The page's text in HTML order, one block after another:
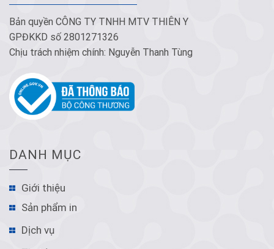
Bản quyền CÔNG TY TNHH MTV THIÊN Y
GPĐKKD số 2801271326
Chịu trách nhiệm chính: Nguyễn Thanh Tùng
DANH MỤC
Giới thiệu
Sản phẩm in
Dịch vụ